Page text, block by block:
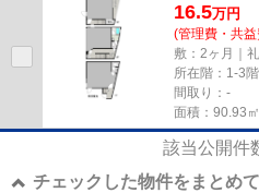
16.5万円
(管理費・共
敷：2ヶ月｜
所在階：1-3階
間取り：-
面積：90.93㎡
該当公開件
チェックした物件をまとめて